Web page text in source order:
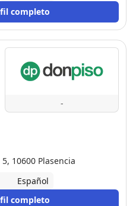
completo
-
10600 Plasencia
Español
completo